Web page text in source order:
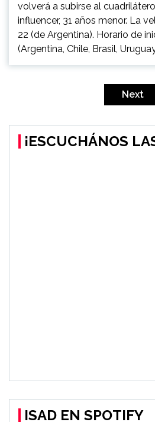
volverá a subirse al
influencer, 31 años menor. La
22 (de Argentina). Horario de
(Argentina, Chile, Brasil,
Next
¡ESCUCHÁNOS
ISAD EN SPOTIFY